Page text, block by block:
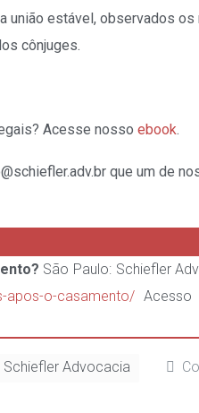
união estável, observados
cônjuges.
Acesse nosso ebook.
que um de
São Paulo: Schiefler
apos-o-casamento/
Schiefler Advocacia